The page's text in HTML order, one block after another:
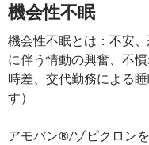
機会性不眠
機会性不眠とは：不安
に伴う情動の興奮、不
時差、交代勤務による
す）
アモバン®/ゾピクロン